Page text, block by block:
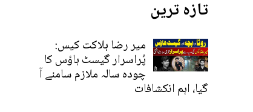
تازہ ترین
میر رضا ہلاکت کیس:
پُراسرار گیسٹ ہاؤس کا
چودہ سالہ ملازم سامنے آ
گیا، اہم انکشافات